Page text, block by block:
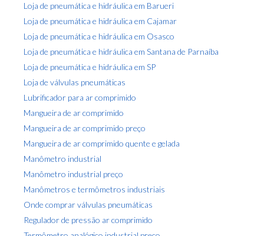
Loja de pneumática e hidráulica em Barueri
Loja de pneumática e hidráulica em Cajamar
Loja de pneumática e hidráulica em Osasco
Loja de pneumática e hidráulica em Santana de Parnaíba
Loja de pneumática e hidráulica em SP
Loja de válvulas pneumáticas
Lubrificador para ar comprimido
Mangueira de ar comprimido
Mangueira de ar comprimido preço
Mangueira de ar comprimido quente e gelada
Manômetro industrial
Manômetro industrial preço
Manômetros e termômetros industriais
Onde comprar válvulas pneumáticas
Regulador de pressão ar comprimido